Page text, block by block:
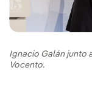
Ignacio Galán junto
Vocento.